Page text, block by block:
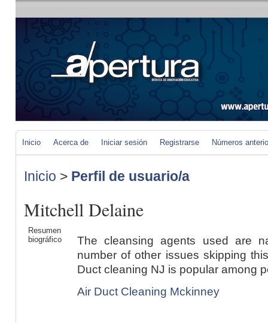
Inicio Acerca de Iniciar sesión Registrarse Números
Inicio > Perfil de usuario/a
Mitchell Delaine
Resumen
biográfico
The cleansing agents used are
number of other issues skipping
Duct cleaning NJ is popular among
Air Duct Cleaning Mckinney